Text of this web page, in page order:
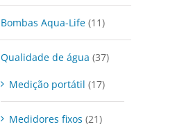
Bombas Aqua-Life (11)
Qualidade de água (37)
Medição portátil (17)
Medidores fixos (21)